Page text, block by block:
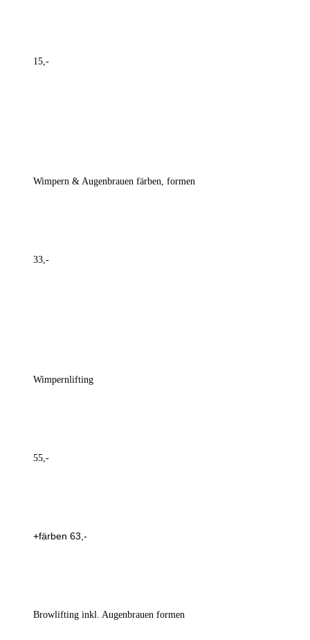
15,-
Wimpern & Augenbrauen färben, formen
33,-
Wimpernlifting
55,-
+färben 63,-
Browlifting inkl. Augenbrauen formen